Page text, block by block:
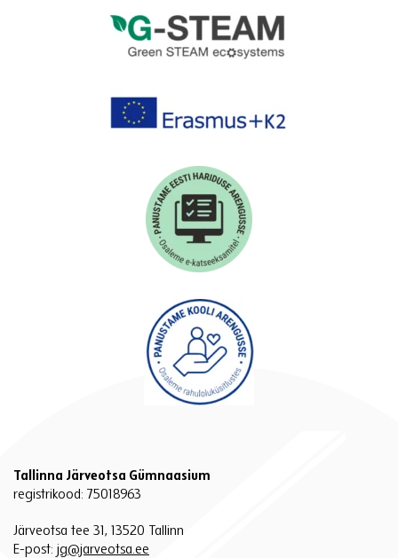
Tallinna Järveotsa Gümnaasium
registrikood: 75018963
Järveotsa tee 31, 13520 Tallinn
E-post: jg@jarveotsa.ee